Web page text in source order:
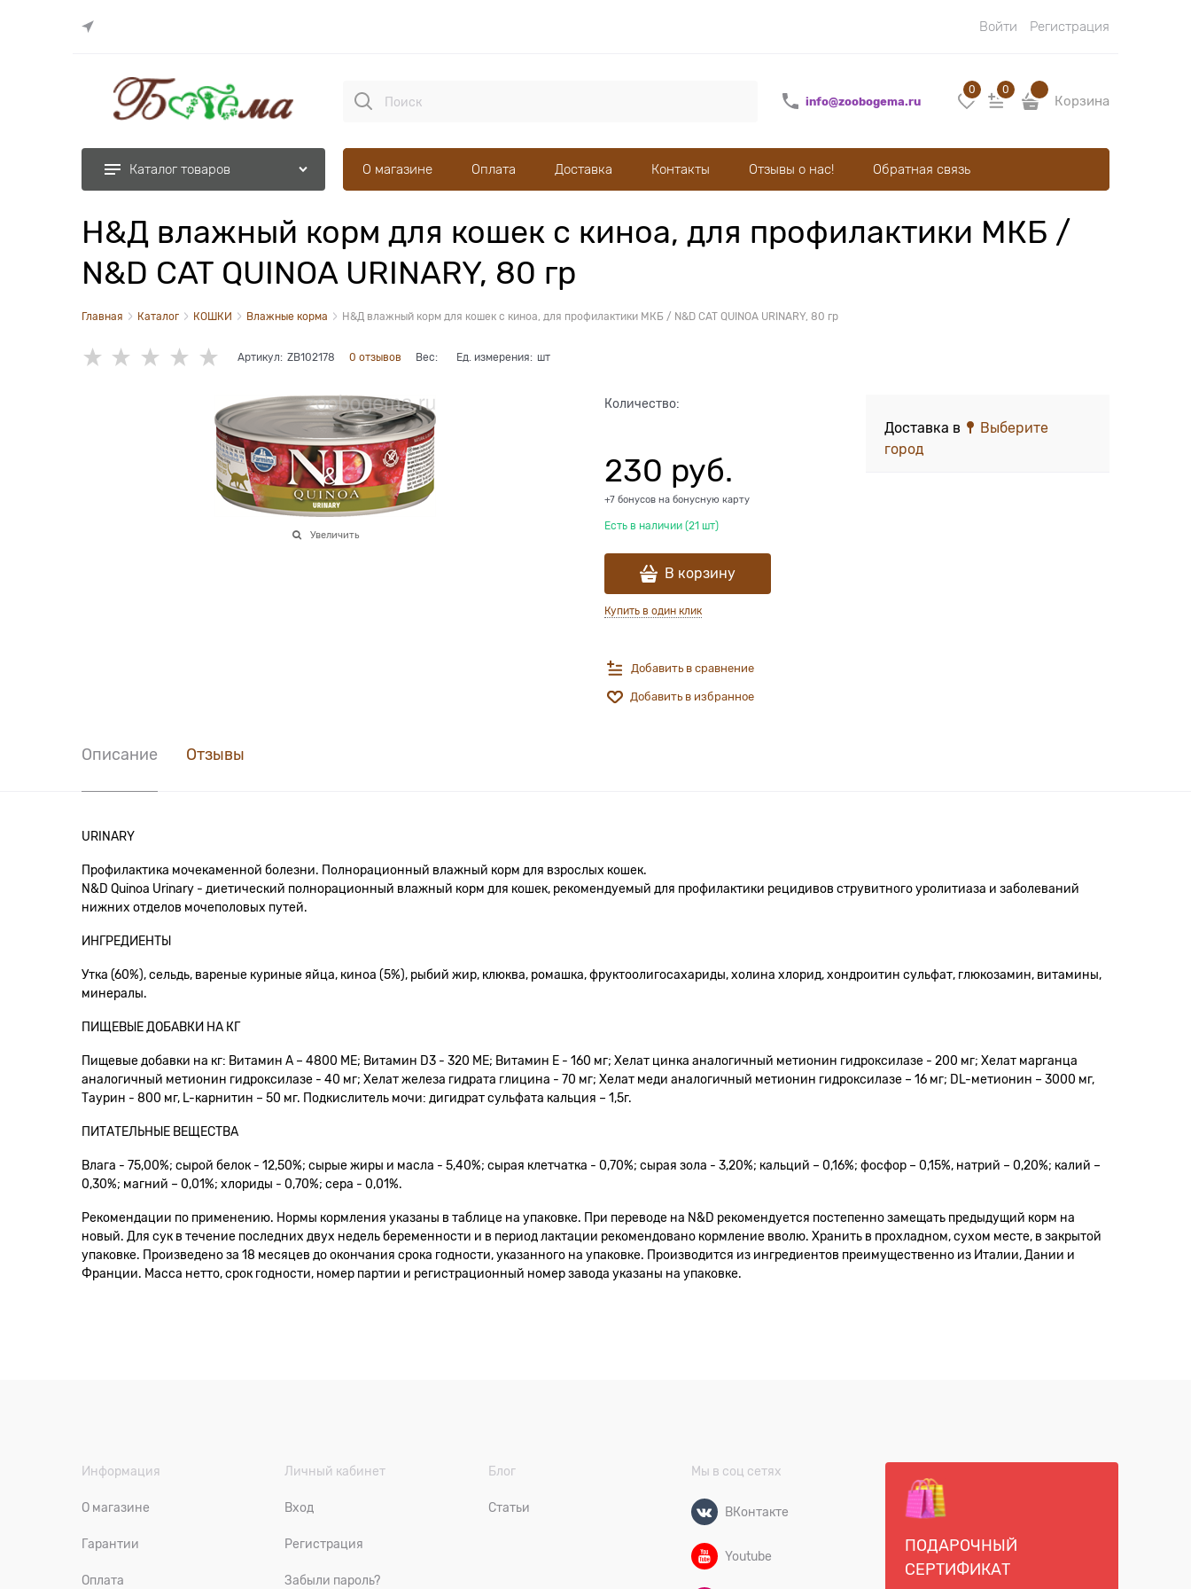
Войти Регистрация
info@zoobogema.ru
0 0
Корзина
Каталог товаров О магазине Оплата Доставка Контакты Отзывы о нас! Обратная связь
Н&Д влажный корм для кошек с киноа, для профилактики МКБ /
N&D CAT QUINOA URINARY, 80 гр
Главная Каталог КОШКИ Влажные корма Н&Д влажный корм для кошек с киноа, для профилактики МКБ / N&D CAT QUINOA URINARY, 80 гр
Артикул: ZB102178 0 отзывов Вес: Ед. измерения: шт
Увеличить
Количество:
230 руб.
+7 бонусов на бонусную карту
Есть в наличии (21 шт)
В корзину
Купить в один клик
Добавить в сравнение
Добавить в избранное
Доставка в
Выберите
город
Описание Отзывы
URINARY
Профилактика мочекаменной болезни. Полнорационный влажный корм для взрослых кошек.
N&D Quinoa Urinary - диетический полнорационный влажный корм для кошек, рекомендуемый для профилактики рецидивов струвитного уролитиаза и заболеваний
нижних отделов мочеполовых путей.
ИНГРЕДИЕНТЫ
Утка (60%), сельдь, вареные куриные яйца, киноа (5%), рыбий жир, клюква, ромашка, фруктоолигосахариды, холина хлорид, хондроитин сульфат, глюкозамин, витамины,
минералы.
ПИЩЕВЫЕ ДОБАВКИ НА КГ
Пищевые добавки на кг: Витамин А – 4800 МЕ; Витамин D3 - 320 МЕ; Витамин Е - 160 мг; Хелат цинка аналогичный метионин гидроксилазе - 200 мг; Хелат марганца
аналогичный метионин гидроксилазе - 40 мг; Хелат железа гидрата глицина - 70 мг; Хелат меди аналогичный метионин гидроксилазе – 16 мг; DL-метионин – 3000 мг,
Таурин - 800 мг, L-карнитин – 50 мг. Подкислитель мочи: дигидрат сульфата кальция – 1,5г.
ПИТАТЕЛЬНЫЕ ВЕЩЕСТВА
Влага - 75,00%; сырой белок - 12,50%; сырые жиры и масла - 5,40%; сырая клетчатка - 0,70%; сырая зола - 3,20%; кальций – 0,16%; фосфор – 0,15%, натрий – 0,20%; калий –
0,30%; магний – 0,01%; хлориды - 0,70%; сера - 0,01%.
Рекомендации по применению. Нормы кормления указаны в таблице на упаковке. При переводе на N&D рекомендуется постепенно замещать предыдущий корм на
новый. Для сук в течение последних двух недель беременности и в период лактации рекомендовано кормление вволю. Хранить в прохладном, сухом месте, в закрытой
упаковке. Произведено за 18 месяцев до окончания срока годности, указанного на упаковке. Производится из ингредиентов преимущественно из Италии, Дании и
Франции. Масса нетто, срок годности, номер партии и регистрационный номер завода указаны на упаковке.
Информация
О магазине
Гарантии
Оплата
Личный кабинет
Вход
Регистрация
Забыли пароль?
Блог
Статьи
Мы в соц сетях
ВКонтакте
Youtube
ПОДАРОЧНЫЙ
СЕРТИФИКАТ